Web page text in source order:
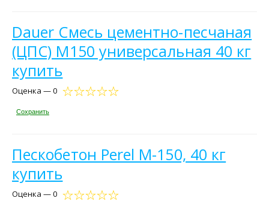
Dauer Смесь цементно-песчаная
(ЦПС) М150 универсальная 40 кг
купить
Оценка — 0
Сохранить
Пескобетон Perel М-150, 40 кг
купить
Оценка — 0